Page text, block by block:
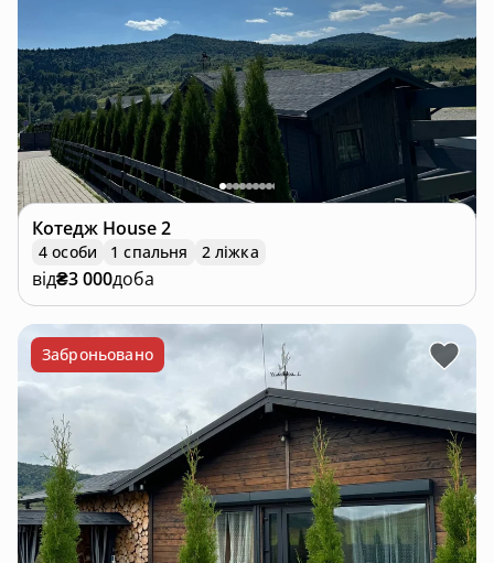
відпочинку, так і для компанії друзів.
Котедж House 2
4 особи 1 спальня 2 ліжка
від₴3 000доба
Заброньовано